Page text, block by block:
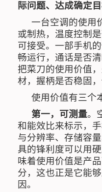
际问题、达成确定
一台空调的使用
或制热，温度控制
可接受。一部手机
畅运行，通话是否
把菜刀的使用价值
材，握柄是否稳固
使用价值有三个
第一，可测量。
和能效比来标示，
与分辨率、存储容
具的锋利度可以用
味着使用价值是产
分，这也正是它能
因。